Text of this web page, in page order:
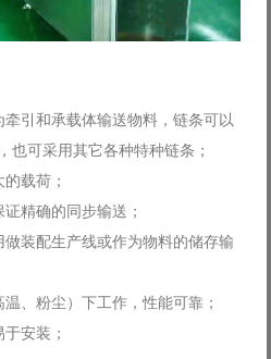
引和承载体输送物料，链条可以
也可采用其它各种特种链条；
载荷；
精确的同步输送；
装配生产线或作为物料的储存输
、粉尘）下工作，性能可靠；
安装；